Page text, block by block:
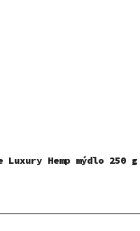
Luxury Hemp mýdlo 250 g